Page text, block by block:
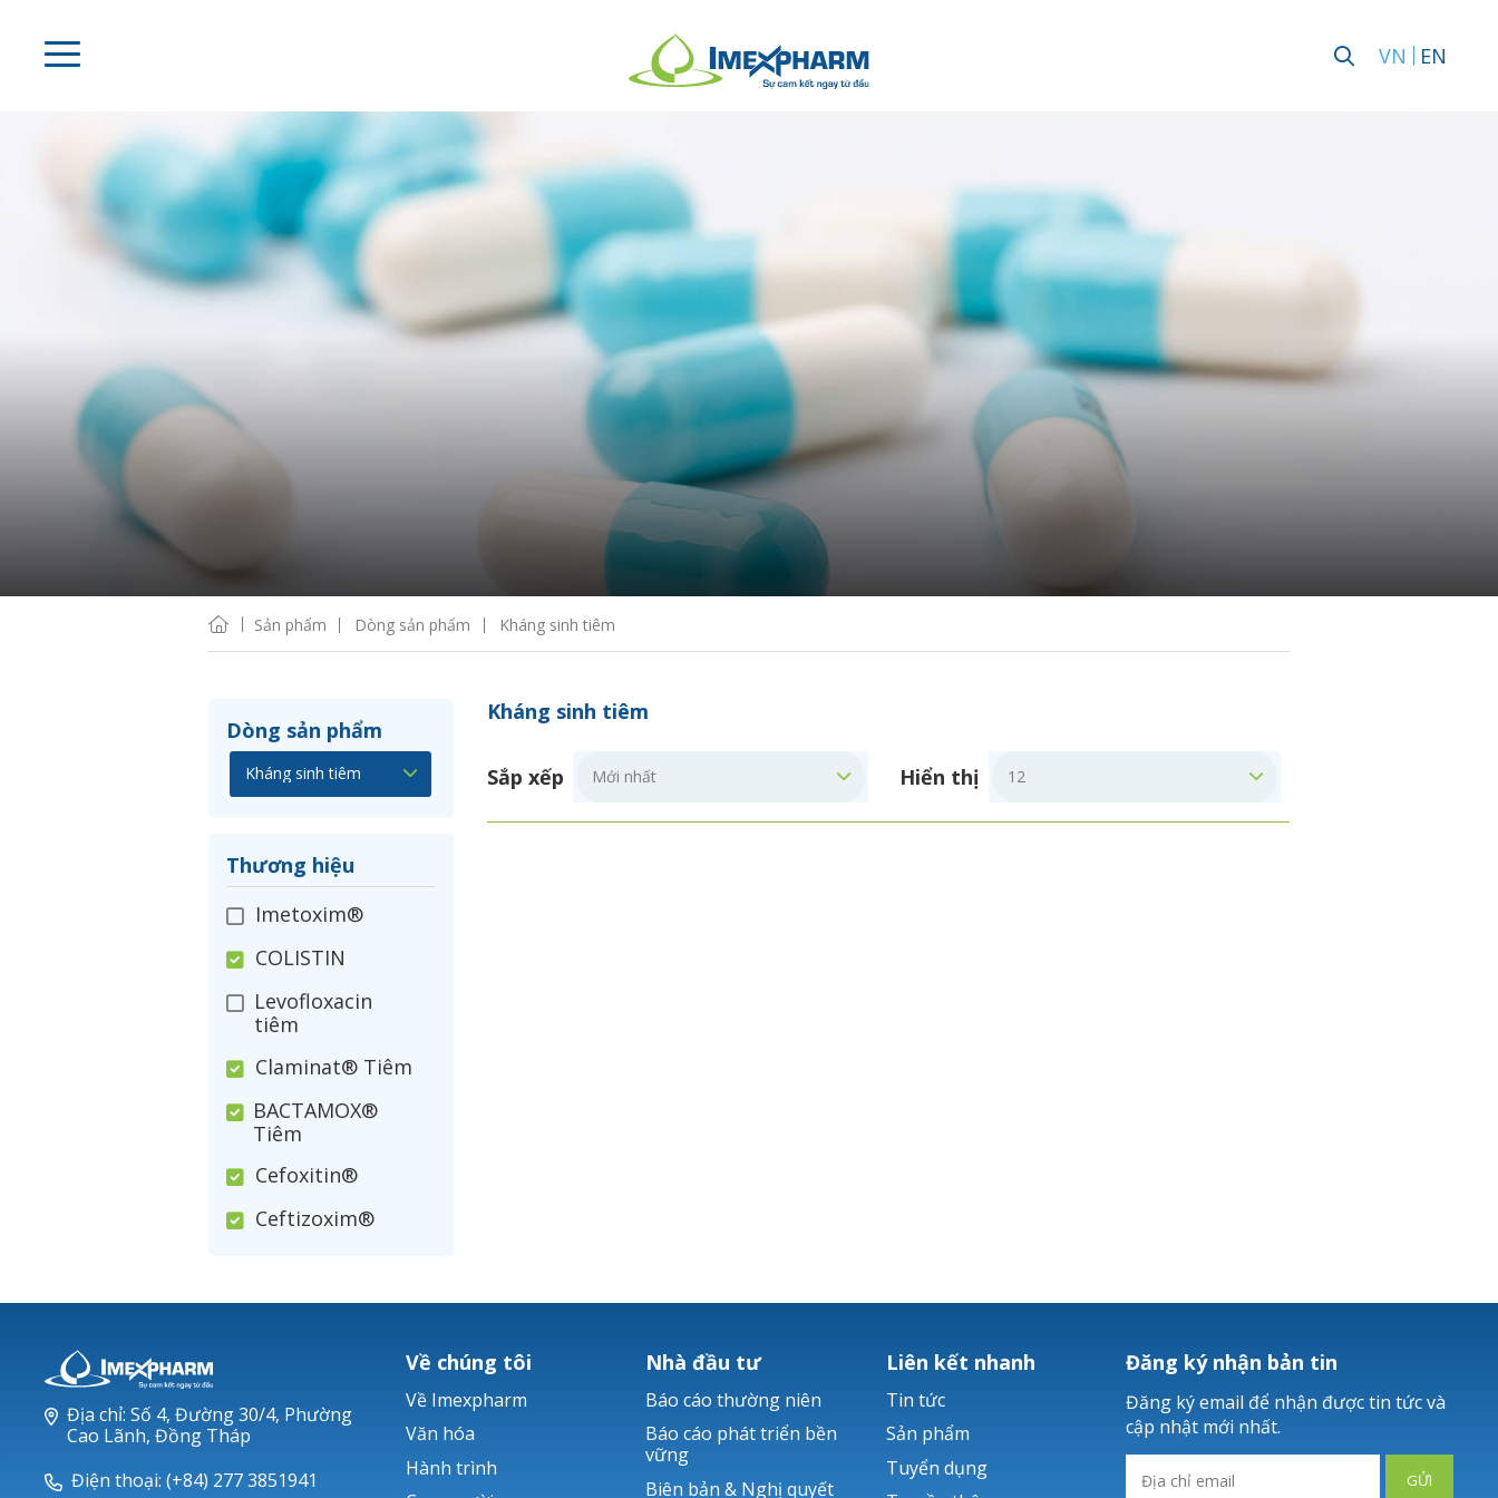
VN EN
Sản phẩm Dòng sản phẩm Kháng sinh tiêm
Dòng sản phẩm
Thương hiệu
Imetoxim®
COLISTIN
Levofloxacin
tiêm
Claminat® Tiêm
BACTAMOX®
Tiêm
Cefoxitin®
Ceftizoxim®
Nerusyn®
Ticarlinat®
Zobacta®
Kháng sinh tiêm
Sắp xếp Hiển thị
Địa chỉ: Số 4, Đường 30/4, Phường
Cao Lãnh, Đồng Tháp
Điện thoại: (+84) 277 3851941
Về chúng tôi
Về Imexpharm
Văn hóa
Hành trình
Nhà đầu tư
Báo cáo thường niên
Báo cáo phát triển bền
vững
Biên bản & Nghị quyết
Liên kết nhanh
Tin tức
Sản phẩm
Tuyển dụng
Đăng ký nhận bản tin
Đăng ký email để nhận được tin tức và
cập nhật mới nhất.
GỬI